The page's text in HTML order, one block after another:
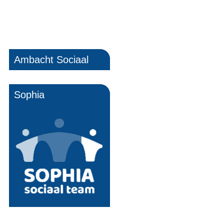
Ambacht Sociaal
Sophia